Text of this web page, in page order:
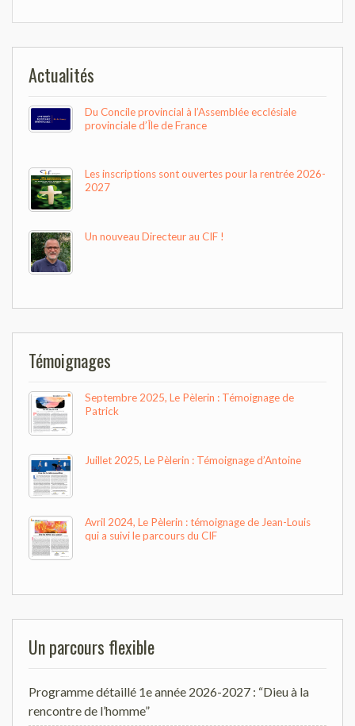
l’article
Actualités
Du Concile provincial à l’Assemblée ecclésiale
provinciale d’Île de France
Les inscriptions sont ouvertes pour la rentrée 2026-
2027
Un nouveau Directeur au CIF !
Témoignages
Septembre 2025, Le Pèlerin : Témoignage de
Patrick
Juillet 2025, Le Pèlerin : Témoignage d’Antoine
Avril 2024, Le Pèlerin : témoignage de Jean-Louis
qui a suivi le parcours du CIF
Un parcours flexible
Programme détaillé 1e année 2026-2027 : “Dieu à la
rencontre de l’homme”